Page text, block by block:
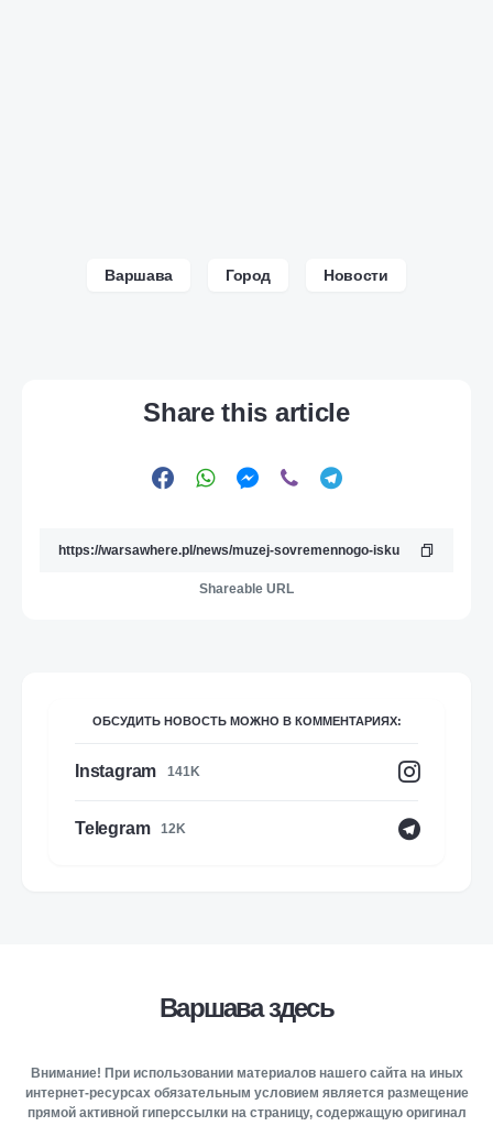
Варшава Город Новости
Share this article
Shareable URL
ОБСУДИТЬ НОВОСТЬ МОЖНО В КОММЕНТАРИЯХ:
Instagram 141K
Telegram 12K
Варшава здесь
Внимание! При использовании материалов нашего сайта на иных
интернет-ресурсах обязательным условием является размещение
прямой активной гиперссылки на страницу, содержащую оригинал